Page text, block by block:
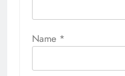
Name *